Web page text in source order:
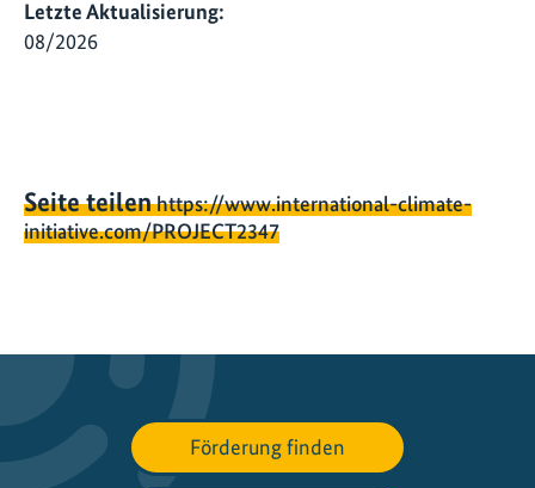
Letzte Aktualisierung:
08/2026
Seite teilenhttps://www.international-climate-
initiative.com/PROJECT2347
Förderung finden